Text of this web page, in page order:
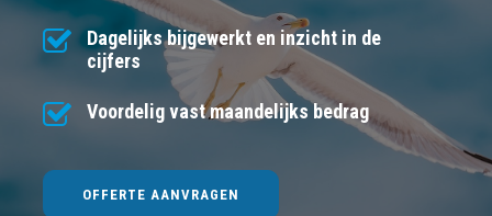
Dagelijks bijgewerkt en inzicht in de
cijfers
Voordelig vast maandelijks bedrag
OFFERTE AANVRAGEN